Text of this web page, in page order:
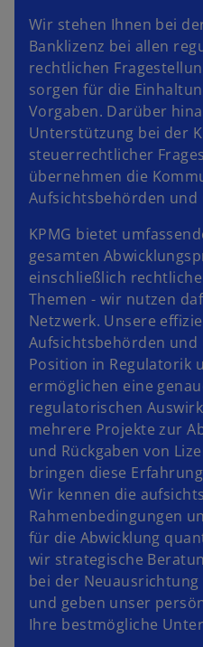
Wir stehen Ihnen bei
Banklizenz bei allen
rechtlichen
sorgen für die
Vorgaben. Darüber
Unterstützung bei der
steuerrechtlicher
übernehmen die
Aufsichtsbehörden und
KPMG bietet
gesamten
einschließlich
Themen - wir nutzen
Netzwerk. Unsere
Aufsichtsbehörden
Position in Regulatorik
ermöglichen eine
regulatorischen
mehrere Projekte zur
und Rückgaben von
bringen diese
Wir kennen die
Rahmenbedingungen
für die Abwicklung
wir strategische
bei der
und geben unser
Ihre bestmögliche